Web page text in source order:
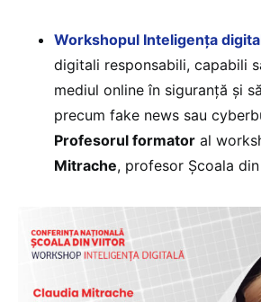
Workshopul Inteligența
digitali responsabili, capabili
mediul online în siguranță și
precum fake news sau
Profesorul formator al
Mitrache, profesor Școala